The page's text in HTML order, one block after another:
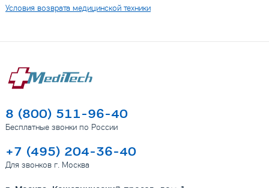
Условия возврата медицинской техники
8 (800) 511-96-40
Бесплатные звонки по России
+7 (495) 204-36-40
Для звонков г. Москва